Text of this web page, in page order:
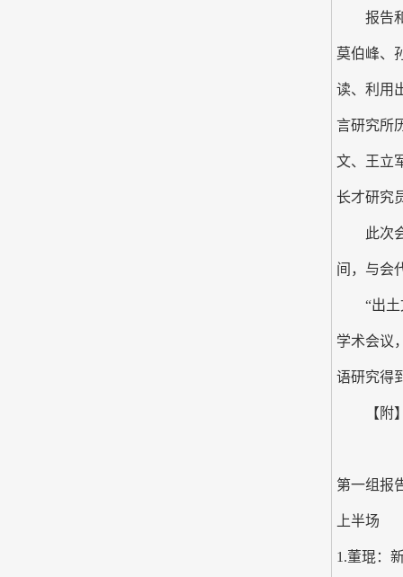
报告和
莫伯峰、
读、利用
言研究所
文、王立
长才研究
此次会
间，与会
“出土文
学术会议
语研究得
【附】
第一组报
上半场
1.董琨：